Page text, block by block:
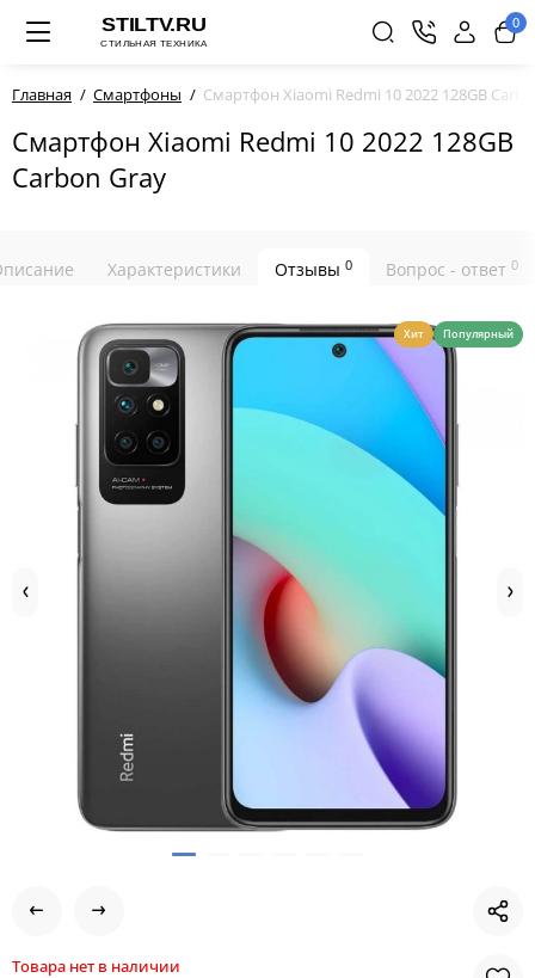
0
Главная Смартфоны Смартфон Xiaomi Redmi 10 2022 128GB
Смартфон Xiaomi Redmi 10 2022 128GB
Carbon Gray
Характеристики Отзывы 0 Вопрос - ответ 0
Хит Популярный
Товара нет в наличии